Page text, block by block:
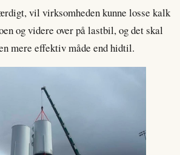
vil virksomheden kunne losse kalk
og videre over på lastbil, og det skal
mere effektiv måde end hidtil.